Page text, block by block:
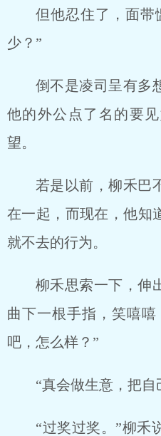
但他忍住了，面带
少？”
倒不是凌司呈有多
他的外公点了名的要
望。
若是以前，柳禾巴
在一起，而现在，他知
就不去的行为。
柳禾思索一下，伸
曲下一根手指，笑嘻
吧，怎么样？”
“真会做生意，把
“过奖过奖。”柳禾